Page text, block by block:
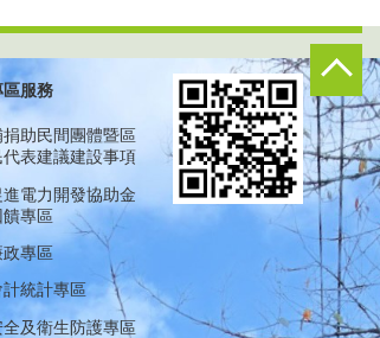
區服務
捐助民間團體暨區
代表建議建設事項
進電力開發協助金
饋專區
政專區
計統計專區
全及衛生防護專區